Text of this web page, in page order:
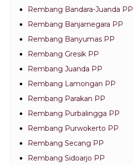
Rembang Bandara-Juanda PP
Rembang Banjarnegara PP
Rembang Banyumas PP
Rembang Gresik PP
Rembang Juanda PP
Rembang Lamongan PP
Rembang Parakan PP
Rembang Purbalingga PP
Rembang Purwokerto PP
Rembang Secang PP
Rembang Sidoarjo PP